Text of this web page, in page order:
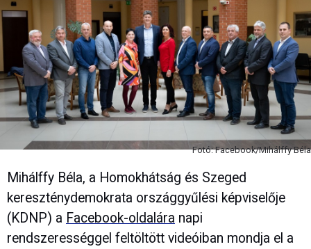
Fotó: Facebook/Mihálffy Béla
Mihálffy Béla, a Homokhátság és Szeged
kereszténydemokrata országgyűlési képviselője
(KDNP) a Facebook-oldalára napi
rendszerességgel feltöltött videóiban mondja el a